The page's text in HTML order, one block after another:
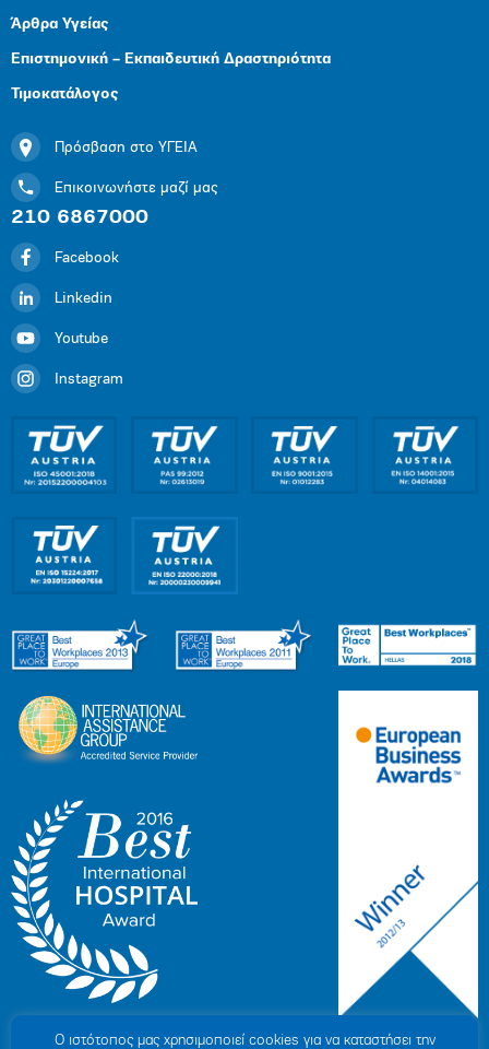
Άρθρα Υγείας
Επιστημονική – Εκπαιδευτική Δραστηριότητα
Τιμοκατάλογος
Πρόσβαση στο ΥΓΕΙΑ
Επικοινωνήστε μαζί μας
210 6867000
Facebook
Linkedin
Youtube
Instagram
Ο ιστότοπoς μας χρησιμοποιεί cookies για να καταστήσει την